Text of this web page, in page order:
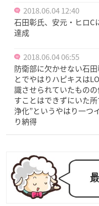
2018.06.04 12:40
石田彰氏、安元・ヒロC
達成
2018.06.04 06:55
防衛部に欠かせない石
とでやはりハピキスは
識させられていたもの
すことはできずにいた
浄化”というやはり一つ
り納得